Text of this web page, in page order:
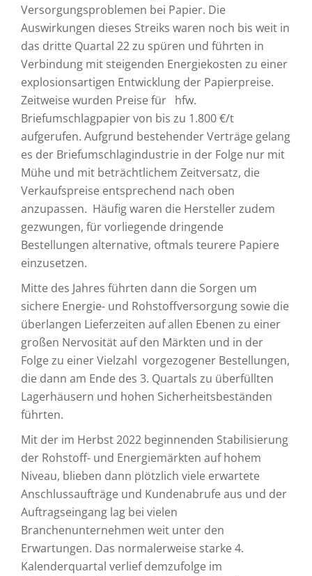
Versorgungsproblemen bei Papier. Die
Auswirkungen dieses Streiks waren noch bis weit in
das dritte Quartal 22 zu spüren und führten in
Verbindung mit steigenden Energiekosten zu einer
explosionsartigen Entwicklung der Papierpreise.
Zeitweise wurden Preise für hfw.
Briefumschlagpapier von bis zu 1.800 €/t
aufgerufen. Aufgrund bestehender Verträge gelang
es der Briefumschlagindustrie in der Folge nur mit
Mühe und mit beträchtlichem Zeitversatz, die
Verkaufspreise entsprechend nach oben
anzupassen. Häufig waren die Hersteller zudem
gezwungen, für vorliegende dringende
Bestellungen alternative, oftmals teurere Papiere
einzusetzen.
Mitte des Jahres führten dann die Sorgen um
sichere Energie- und Rohstoffversorgung sowie die
überlangen Lieferzeiten auf allen Ebenen zu einer
großen Nervosität auf den Märkten und in der
Folge zu einer Vielzahl vorgezogener Bestellungen,
die dann am Ende des 3. Quartals zu überfüllten
Lagerhäusern und hohen Sicherheitsbeständen
führten.
Mit der im Herbst 2022 beginnenden Stabilisierung
der Rohstoff- und Energiemärkten auf hohem
Niveau, blieben dann plötzlich viele erwartete
Anschlussaufträge und Kundenabrufe aus und der
Auftragseingang lag bei vielen
Branchenunternehmen weit unter den
Erwartungen. Das normalerweise starke 4.
Kalenderquartal verlief demzufolge im